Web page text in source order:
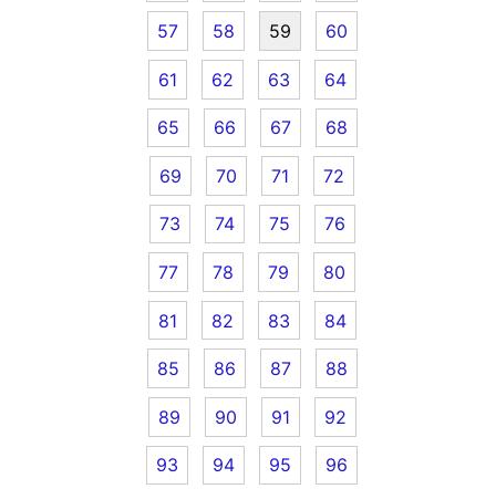
57 58 59 60
61 62 63 64
65 66 67 68
69 70 71 72
73 74 75 76
77 78 79 80
81 82 83 84
85 86 87 88
89 90 91 92
93 94 95 96